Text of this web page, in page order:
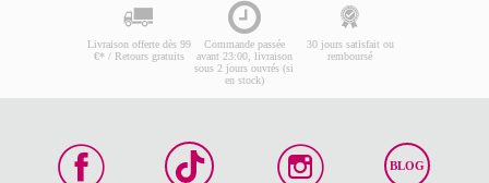
Livraison offerte dès 99
€* / Retours gratuits
Commande passée
avant 23:00, livraison
sous 2 jours ouvrés (si
en stock)
30 jours satisfait ou
remboursé
BLOG